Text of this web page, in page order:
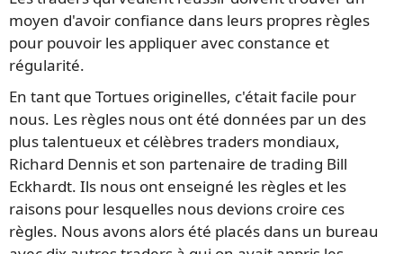
moyen d'avoir confiance dans leurs propres règles
pour pouvoir les appliquer avec constance et
régularité.
En tant que Tortues originelles, c'était facile pour
nous. Les règles nous ont été données par un des
plus talentueux et célèbres traders mondiaux,
Richard Dennis et son partenaire de trading Bill
Eckhardt. Ils nous ont enseigné les règles et les
raisons pour lesquelles nous devions croire ces
règles. Nous avons alors été placés dans un bureau